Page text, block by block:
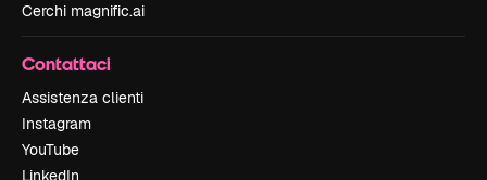
Cerchi magnific.ai
Contattaci
Assistenza clienti
Instagram
YouTube
LinkedIn